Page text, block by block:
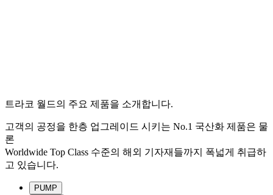
트라코 월드의 주요 제품을 소개합니다.
고객의 공정을 한층 업그레이드 시키는 No.1 국산화 제품은 물
론
Worldwide Top Class 수준의 해외 기자재들까지 폭넓게 취급하
고 있습니다.
PUMP